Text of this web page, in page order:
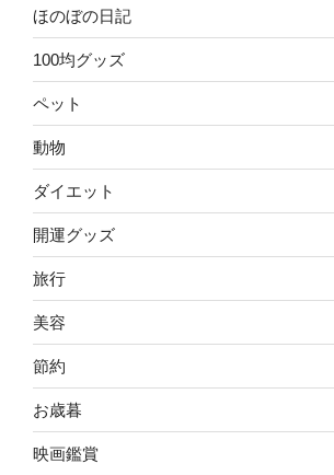
ほのぼの日記
100均グッズ
ペット
動物
ダイエット
開運グッズ
旅行
美容
節約
お歳暮
映画鑑賞